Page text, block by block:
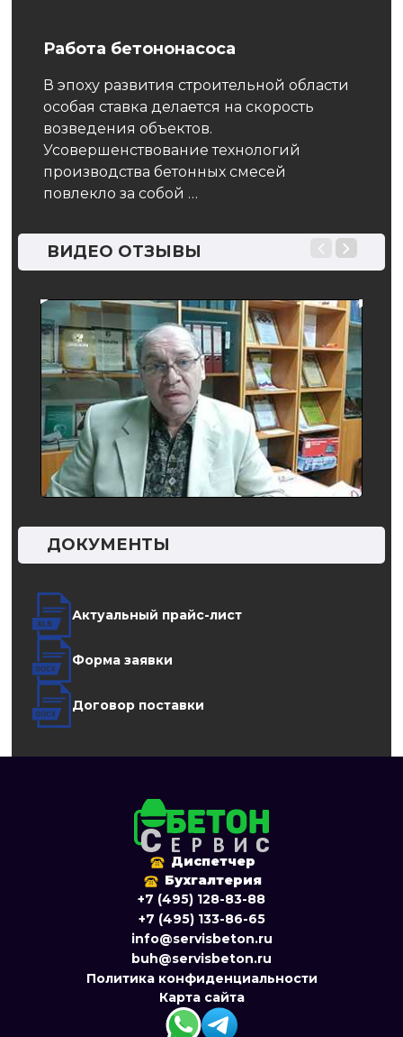
Работа бетононасоса
В эпоху развития строительной области
особая ставка делается на скорость
возведения объектов.
Усовершенствование технологий
производства бетонных смесей
повлекло за собой …
ВИДЕО ОТЗЫВЫ
ДОКУМЕНТЫ
Актуальный прайс-лист
Форма заявки
Договор поставки
Диспетчер
Бухгалтерия
+7 (495) 128-83-88
+7 (495) 133-86-65
info@servisbeton.ru
buh@servisbeton.ru
Политика конфиденциальности
Карта сайта